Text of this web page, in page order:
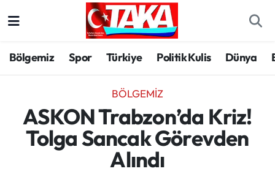
Bölgemiz Spor Türkiye Politik Kulis Dünya
BÖLGEMIZ
ASKON Trabzon’da Kriz!
Tolga Sancak Görevden
Alındı
Spor
Türkiye
Kültür/Sanat
Trabzon Hava Durumu
Trabzon Trafik Yoğunluk Haritası
Süper Lig Puan Durumu ve Fikstür